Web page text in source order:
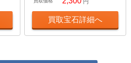
円
買取宝石詳細へ